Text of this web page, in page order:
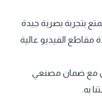
بتجربة بصرية جيدة
مقاطع الفيديو عالية
مع ضمان مصنعي
به.